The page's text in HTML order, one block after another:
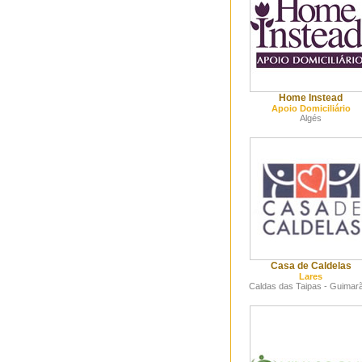
Home Instead
Apoio Domiciliário
Algés
Casa de Caldelas
Lares
Caldas das Taipas -